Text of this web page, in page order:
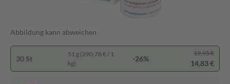
Abbildung kann abweichen
30 St
51 g (290,78 € / 1
kg)
-26%
19,95 €
14,83 €